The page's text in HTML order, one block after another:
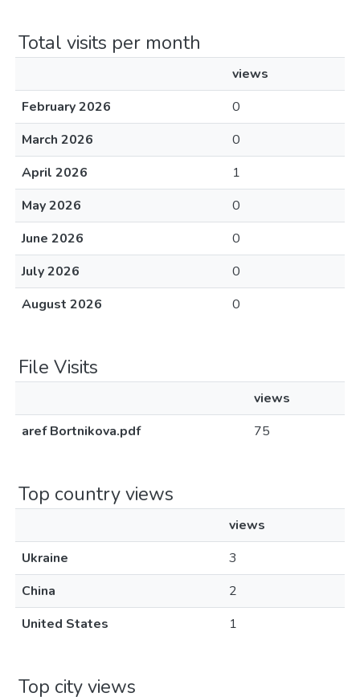
Total visits per month
views
February 2026
0
March 2026
0
April 2026
1
May 2026
0
June 2026
0
July 2026
0
August 2026
0
File Visits
views
aref Bortnikova.pdf
75
Top country views
views
Ukraine
3
China
2
United States
1
Top city views